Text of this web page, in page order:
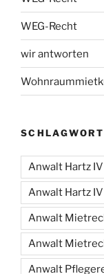
WEG-Recht
wir antworten
Anwalt Hartz
Anwalt Hartz
Anwalt
Anwalt
Anwalt